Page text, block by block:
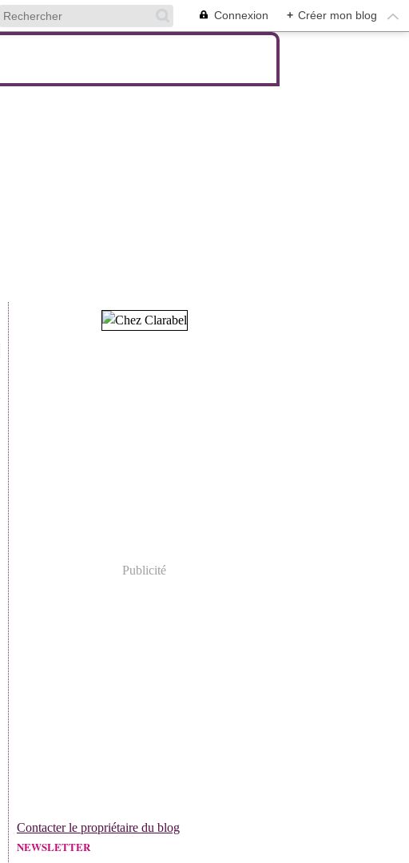
Connexion + Créer mon blog
Publicité
Contacter le propriétaire du blog
NEWSLETTER